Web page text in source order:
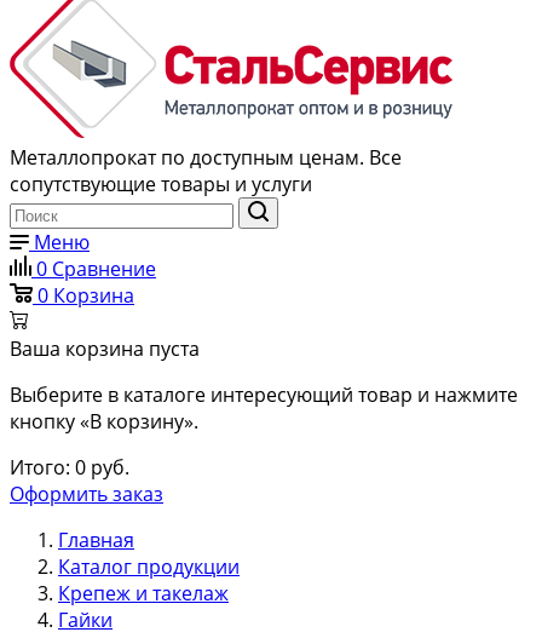
Металлопрокат по доступным ценам. Все
сопутствующие товары и услуги
Меню
0 Сравнение
0 Корзина
Ваша корзина пуста
Выберите в каталоге интересующий товар и нажмите
кнопку «В корзину».
Итого: 0 руб.
Оформить заказ
Главная
Каталог продукции
Крепеж и такелаж
Гайки